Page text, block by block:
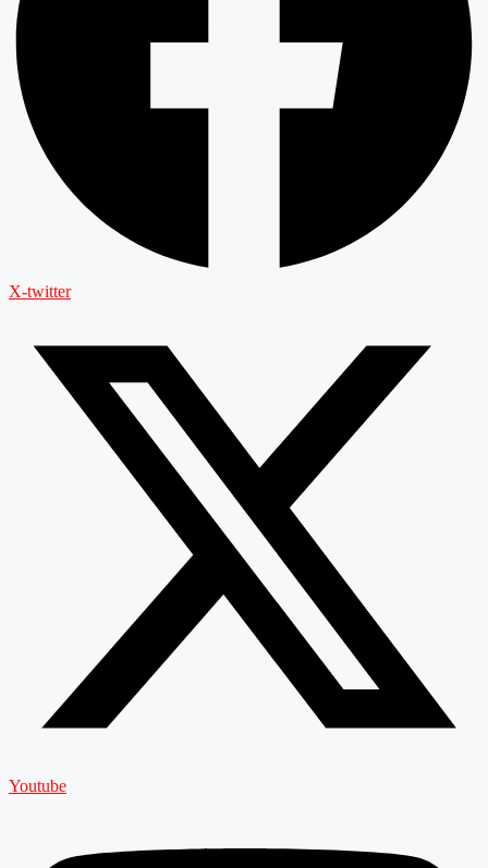
X-twitter
Youtube